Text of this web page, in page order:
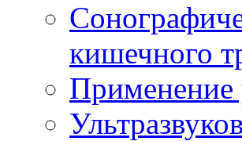
кишечного
Применение